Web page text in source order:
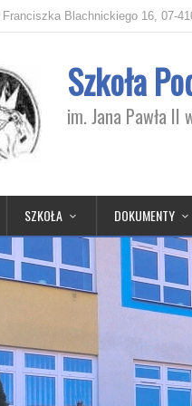
Blachnickiego 16, 07-
Szkoła
im. Jana Pawła II
SZKOŁA DOKUMENTY